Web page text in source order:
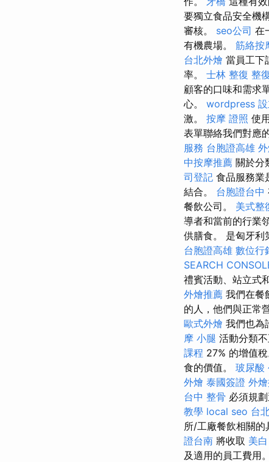
要獨立食品安全機
審核。 seo公司 在
有機農場。 筋絡按
台北外燴 當員工下
率。 士林 整復 整
顧客的口味和需求
心。 wordpress
激。 按摩 證照 使
表單聯絡我們對應
服務 台胞證高雄
中按摩推薦 關於分
司登記 食品服務業
結合。 台胞證台中
餐飲公司。 美式整
導者和當前的行業
供膳食。 是匈牙利
台胞證高雄 數位行
SEARCH
禮賓活動、站立式
外燴推薦 我們在餐
的人，他們與正常
歐式外燴 我們也為
摩 小腿 活動分類
課程 27% 的增值
食的價值。 玻尿酸
外燴 泰國簽證 外
台中 整骨 必須規
教學 local seo 台
所/工廠餐飲相關的
證台南 將收取 美白
及適用的員工費用。